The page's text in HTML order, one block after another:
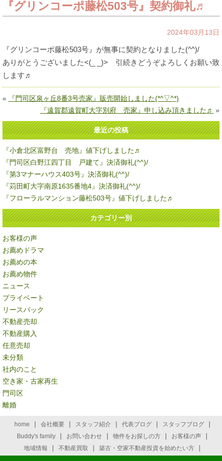
『グリンコーポ藤松503号』契約御礼♬
2024年03月13日
『グリンコーポ藤松503号』が無事に契約となりました(^^)/
ありがとうございました<(_ _)> 引続きどうぞよろしくお願い致
します♬
«
『門司区泉ヶ丘8番3号売家』販売開始しました(*^▽^*)
『遠賀郡遠賀町大字別府 売家』申し込み頂きました♬ »
最近の投稿
『小倉北区富野台 売地』値下げしました♬
『門司区白野江四丁目 戸建て』決済御礼(^^)/
『第3マナーハウス403号』決済御礼(^^)/
『苅田町大字南原1635番地4』決済御礼(^^)/
『フローラルマンション藤松503号』値下げしました♬
カテゴリー別
お客様の声
お薦めドラマ
お薦めの本
お薦め物件
ニュース
プライベート
リースバック
不動産売却
不動産購入
任意売却
未分類
社内のこと
空き家・古家再生
門司区
離婚
home | 会社概要 | スタッフ紹介 | 代表ブログ | スタッフブログ |
Buddy's family | お問い合わせ | 物件をお探しの方 | お客様の声 |
地域情報 | 不動産買取 | 築古・空家不動産投資を始めたい方 |